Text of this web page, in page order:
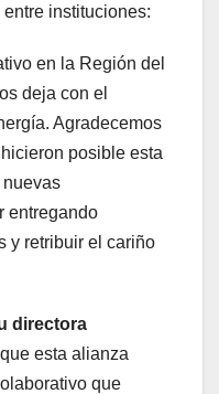
instituciones:
en la Región del
deja con el
Agradecemos
posible esta
nuevas
entregando
y retribuir el cariño
directora
esta alianza
que